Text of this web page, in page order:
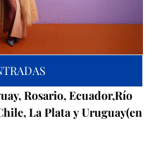
Rosario, Ecuador,Río
La Plata y Uruguay(en